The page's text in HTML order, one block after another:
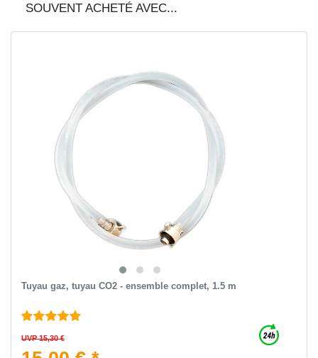
SOUVENT ACHETÉ AVEC...
Tuyau gaz, tuyau CO2 - ensemble complet, 1.5 m
UVP 15,30 €